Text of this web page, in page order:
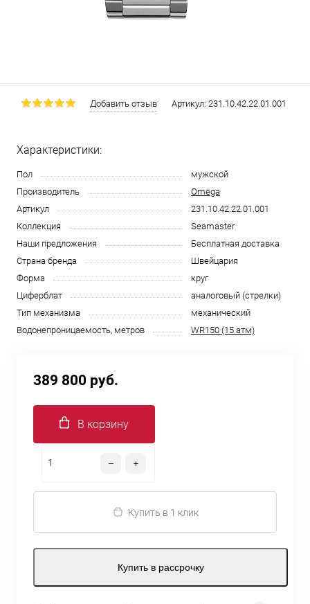
Добавить отзыв Артикул: 231.10.42.22.01.001
Характеристики:
Пол
мужской
Производитель
Omega
Артикул
231.10.42.22.01.001
Коллекция
Seamaster
Наши предложения
Бесплатная доставка
Страна бренда
Швейцария
Форма
круг
Циферблат
аналоговый (стрелки)
Тип механизма
механический
Водонепроницаемость, метров
WR150 (15 атм)
389 800 руб.
В корзину
Купить в 1 клик
Купить в рассрочку